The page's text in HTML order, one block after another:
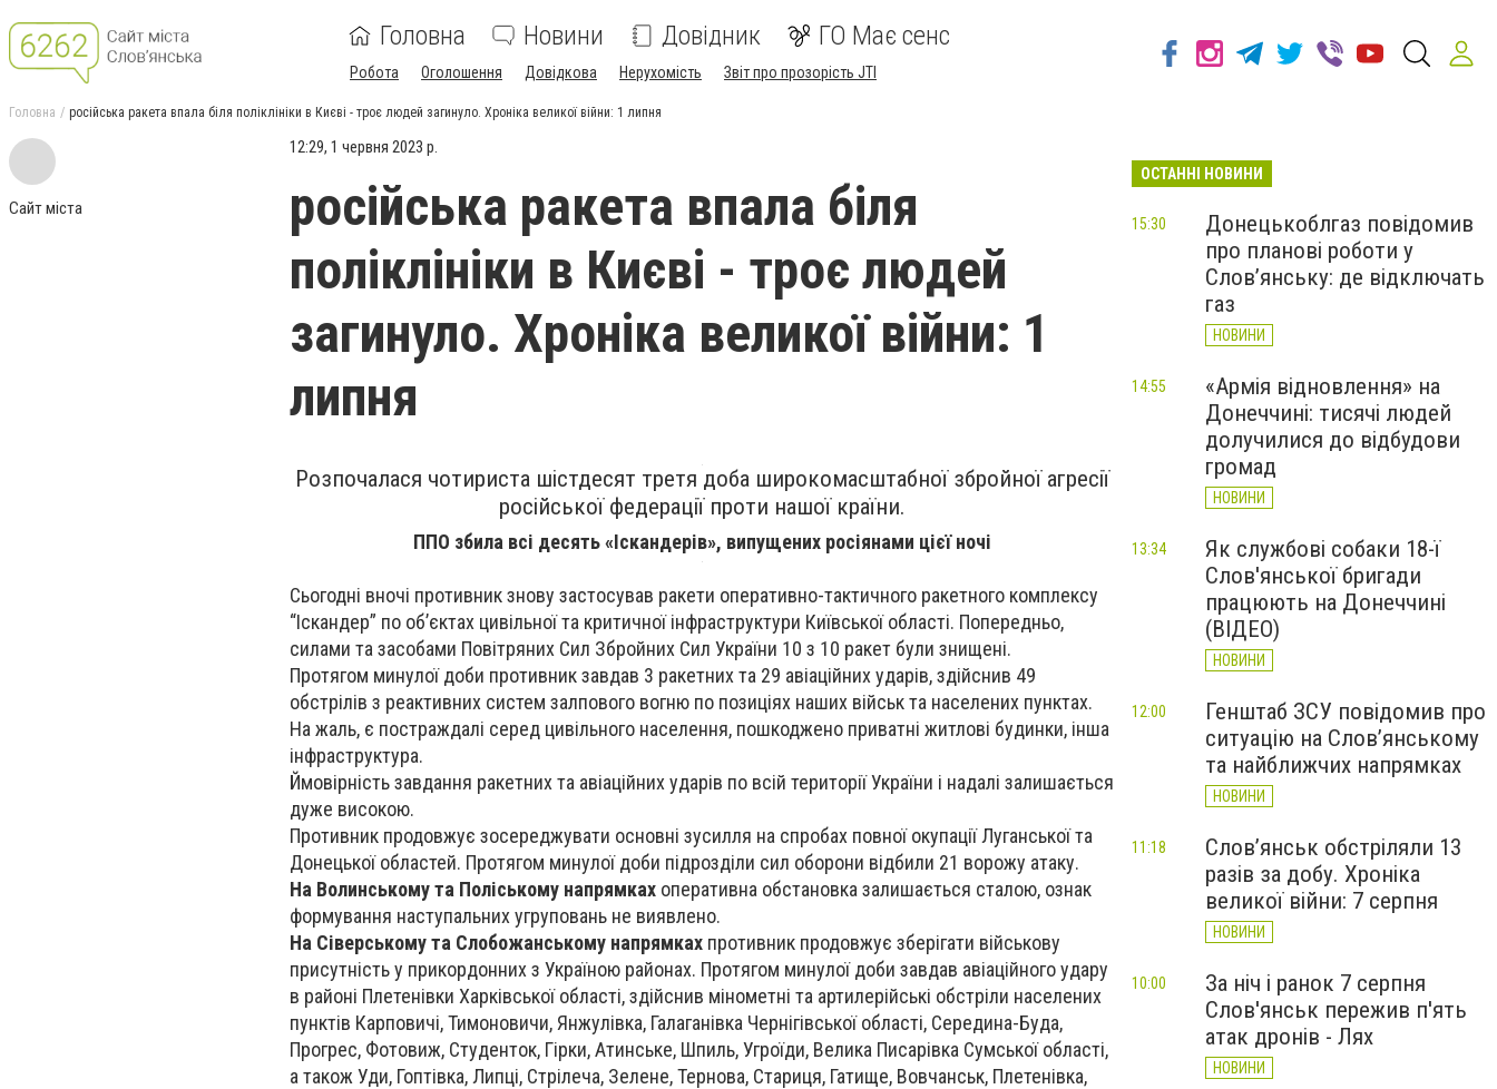
Головна Новини Довідник ГО Має сенс
Робота Оголошення Довідкова Нерухомість Звіт про прозорість JTI
Головна російська ракета впала біля поліклініки в Києві - троє людей загинуло. Хроніка великої війни: 1 липня
Сайт міста
12:29, 1 червня 2023 р.
російська ракета впала біля
поліклініки в Києві - троє людей
загинуло. Хроніка великої війни: 1
липня
Розпочалася чотириста шістдесят третя доба широкомасштабної збройної агресії
російської федерації проти нашої країни.
ППО збила всі десять «Іскандерів», випущених росіянами цієї ночі
Сьогодні вночі противник знову застосував ракети оперативно-тактичного ракетного комплексу
“Іскандер” по об’єктах цивільної та критичної інфраструктури Київської області. Попередньо,
силами та засобами Повітряних Сил Збройних Сил України 10 з 10 ракет були знищені.
Протягом минулої доби противник завдав 3 ракетних та 29 авіаційних ударів, здійснив 49
обстрілів з реактивних систем залпового вогню по позиціях наших військ та населених пунктах.
На жаль, є постраждалі серед цивільного населення, пошкоджено приватні житлові будинки, інша
інфраструктура.
Ймовірність завдання ракетних та авіаційних ударів по всій території України і надалі залишається
дуже високою.
Противник продовжує зосереджувати основні зусилля на спробах повної окупації Луганської та
Донецької областей. Протягом минулої доби підрозділи сил оборони відбили 21 ворожу атаку.
На Волинському та Поліському напрямках оперативна обстановка залишається сталою, ознак
формування наступальних угруповань не виявлено.
На Сіверському та Слобожанському напрямках противник продовжує зберігати військову
присутність у прикордонних з Україною районах. Протягом минулої доби завдав авіаційного удару
в районі Плетенівки Харківської області, здійснив мінометні та артилерійські обстріли населених
пунктів Карповичі, Тимоновичи, Янжулівка, Галаганівка Чернігівської області, Середина-Буда,
Прогрес, Фотовиж, Студенток, Гірки, Атинське, Шпиль, Угроїди, Велика Писарівка Сумської області,
а також Уди, Гоптівка, Липці, Стрілеча, Зелене, Тернова, Стариця, Гатище, Вовчанськ, Плетенівка,
ОСТАННІ НОВИНИ
Донецькоблгаз повідомив
про планові роботи у
Слов’янську: де відключать
газ
НОВИНИ
15:30
«Армія відновлення» на
Донеччині: тисячі людей
долучилися до відбудови
громад
НОВИНИ
14:55
Як службові собаки 18-ї
Слов'янської бригади
працюють на Донеччині
(ВІДЕО)
НОВИНИ
13:34
Генштаб ЗСУ повідомив про
ситуацію на Слов’янському
та найближчих напрямках
НОВИНИ
12:00
Слов’янськ обстріляли 13
разів за добу. Хроніка
великої війни: 7 серпня
НОВИНИ
11:18
За ніч і ранок 7 серпня
Слов'янськ пережив п'ять
атак дронів - Лях
НОВИНИ
10:00